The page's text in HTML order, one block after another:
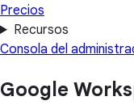
Precios
Recursos
Consola del
Google